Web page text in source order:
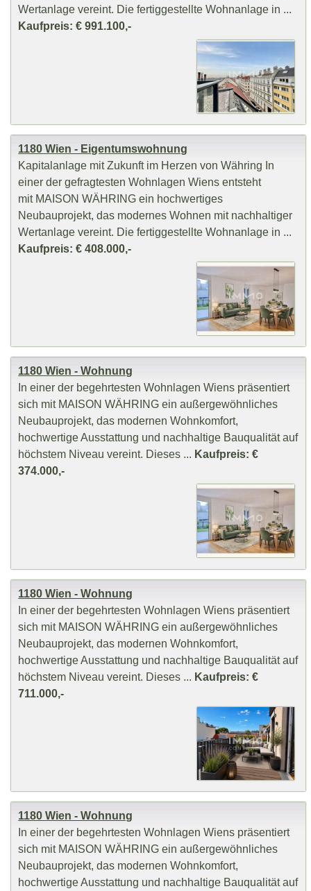
Wertanlage vereint. Die fertiggestellte Wohnanlage in ...
Kaufpreis: € 991.100,-
1180 Wien - Eigentumswohnung
Kapitalanlage mit Zukunft im Herzen von Währing In
einer der gefragtesten Wohnlagen Wiens entsteht
mit MAISON WÄHRING ein hochwertiges
Neubauprojekt, das modernes Wohnen mit nachhaltiger
Wertanlage vereint. Die fertiggestellte Wohnanlage in ...
Kaufpreis: € 408.000,-
1180 Wien - Wohnung
In einer der begehrtesten Wohnlagen Wiens präsentiert
sich mit MAISON WÄHRING ein außergewöhnliches
Neubauprojekt, das modernen Wohnkomfort,
hochwertige Ausstattung und nachhaltige Bauqualität auf
höchstem Niveau vereint. Dieses ... Kaufpreis: €
374.000,-
1180 Wien - Wohnung
In einer der begehrtesten Wohnlagen Wiens präsentiert
sich mit MAISON WÄHRING ein außergewöhnliches
Neubauprojekt, das modernen Wohnkomfort,
hochwertige Ausstattung und nachhaltige Bauqualität auf
höchstem Niveau vereint. Dieses ... Kaufpreis: €
711.000,-
1180 Wien - Wohnung
In einer der begehrtesten Wohnlagen Wiens präsentiert
sich mit MAISON WÄHRING ein außergewöhnliches
Neubauprojekt, das modernen Wohnkomfort,
hochwertige Ausstattung und nachhaltige Bauqualität auf